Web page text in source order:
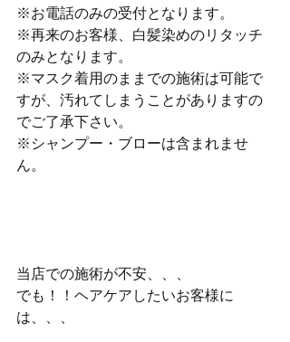
※お電話のみの受付となります。
※再来のお客様、白髪染めのリタッチ
のみとなります。
※マスク着用のままでの施術は可能で
すが、汚れてしまうことがありますの
でご了承下さい。
※シャンプー・ブローは含まれませ
ん。
当店での施術が不安、、、
でも！！ヘアケアしたいお客様に
は、、、